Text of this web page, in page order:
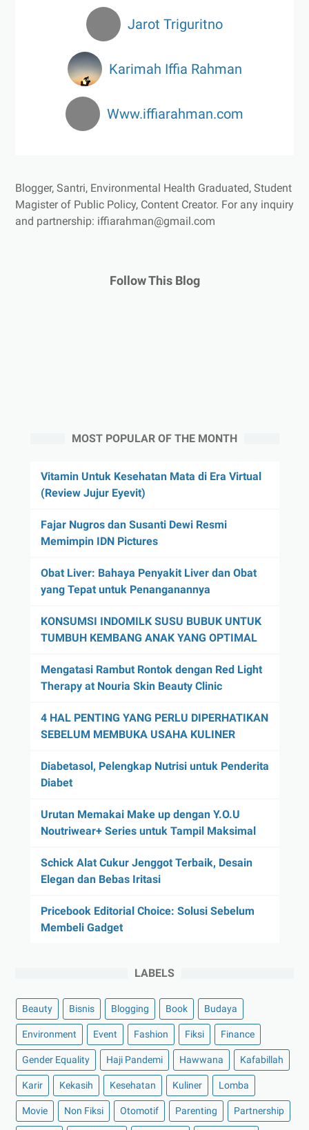
Jarot Triguritno
Karimah Iffia Rahman
Www.iffiarahman.com
Blogger, Santri, Environmental Health Graduated, Student
Magister of Public Policy, Content Creator. For any inquiry
and partnership: iffiarahman@gmail.com
Follow This Blog
MOST POPULAR OF THE MONTH
Vitamin Untuk Kesehatan Mata di Era Virtual
(Review Jujur Eyevit)
Fajar Nugros dan Susanti Dewi Resmi
Memimpin IDN Pictures
Obat Liver: Bahaya Penyakit Liver dan Obat
yang Tepat untuk Penanganannya
KONSUMSI INDOMILK SUSU BUBUK UNTUK
TUMBUH KEMBANG ANAK YANG OPTIMAL
Mengatasi Rambut Rontok dengan Red Light
Therapy at Nouria Skin Beauty Clinic
4 HAL PENTING YANG PERLU DIPERHATIKAN
SEBELUM MEMBUKA USAHA KULINER
Diabetasol, Pelengkap Nutrisi untuk Penderita
Diabet
Urutan Memakai Make up dengan Y.O.U
Noutriwear+ Series untuk Tampil Maksimal
Schick Alat Cukur Jenggot Terbaik, Desain
Elegan dan Bebas Iritasi
Pricebook Editorial Choice: Solusi Sebelum
Membeli Gadget
LABELS
Beauty Bisnis Blogging Book Budaya
Environment Event Fashion Fiksi Finance
Gender Equality Haji Pandemi Hawwana Kafabillah
Karir Kekasih Kesehatan Kuliner Lomba
Movie Non Fiksi Otomotif Parenting Partnership